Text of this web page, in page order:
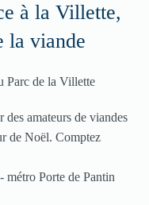
à la Villette,
la viande
des amateurs de viandes
de Noël. Comptez
métro Porte de Pantin